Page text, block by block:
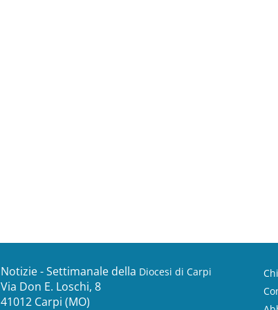
Notizie - Settimanale della Diocesi di Carpi
Via Don E. Loschi, 8
41012 Carpi (MO)